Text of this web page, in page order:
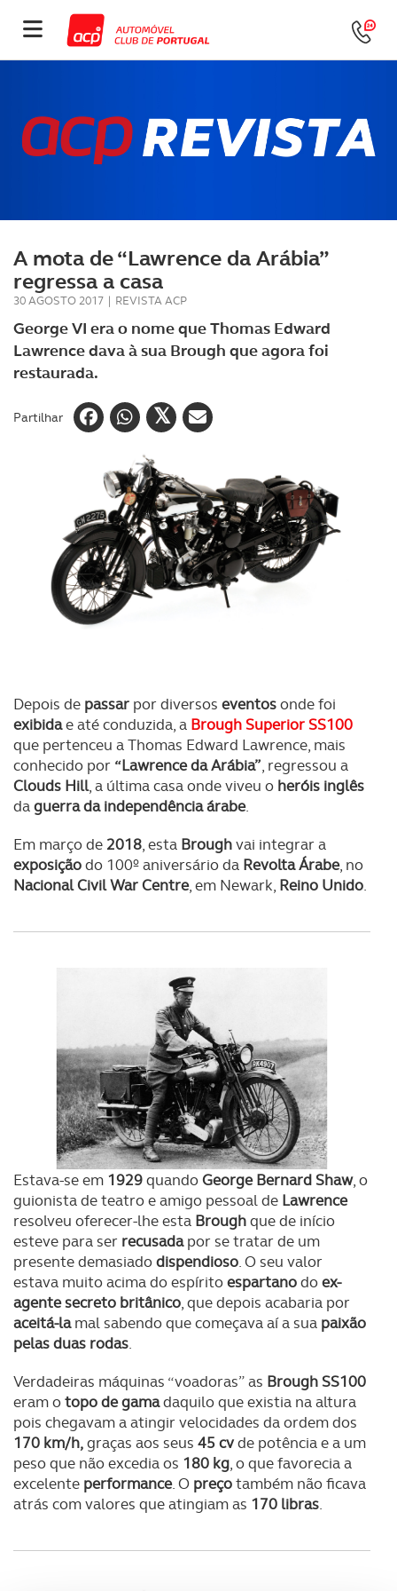
A mota de “Lawrence da Arábia”
regressa a casa
30 AGOSTO 2017 | REVISTA ACP
George VI era o nome que Thomas Edward
Lawrence dava à sua Brough que agora foi
restaurada.
Partilhar
Depois de passar por diversos eventosonde foi
exibidae até conduzida, a Brough Superior SS100
que pertenceu a Thomas Edward Lawrence, mais
conhecido por “Lawrence da Arábia”, regressou a
Clouds Hill, a última casa onde viveu o heróis inglês
daguerra da independência árabe.
Em março de 2018, esta Broughvai integrar a
exposiçãodo 100º aniversário da Revolta Árabe, no
Nacional Civil War Centre, em Newark, Reino Unido.
Estava-se em 1929quandoGeorge Bernard Shaw, o
guionista de teatro e amigo pessoal de Lawrence
resolveu oferecer-lhe esta Broughque de início
esteve para ser recusadapor se tratar de um
presente demasiadodispendioso. O seu valor
estava muito acima do espíritoespartanodoex-
agente secreto britânico, que depois acabaria por
aceitá-lamal sabendo que começava aí a sua paixão
pelas duas rodas.
Verdadeiras máquinas “voadoras” as Brough SS100
eram otopo de gamadaquilo que existia na altura
pois chegavam a atingir velocidades da ordem dos
170 km/h,graças aos seus 45 cvde potência e a um
peso que não excedia os 180 kg, o que favorecia a
excelente performance. O preçotambém não ficava
atrás com valores que atingiam as 170 libras.